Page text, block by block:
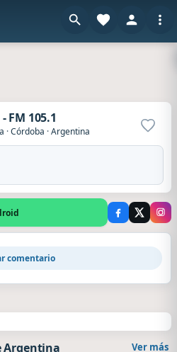
FM 105.1
·Córdoba ·Argentina
comentario
Argentina Ver más